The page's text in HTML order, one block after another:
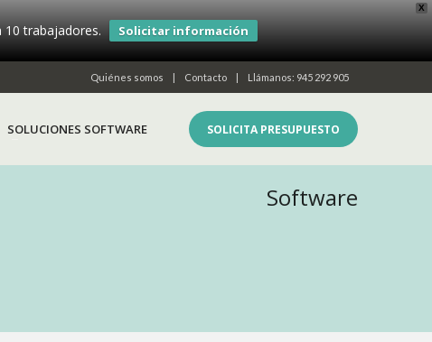
X
trabajadores. Solicitar información
Quiénes somos Contacto Llámanos: 945 292 905
SOLUCIONES SOFTWARE SOLICITA PRESUPUESTO
Software